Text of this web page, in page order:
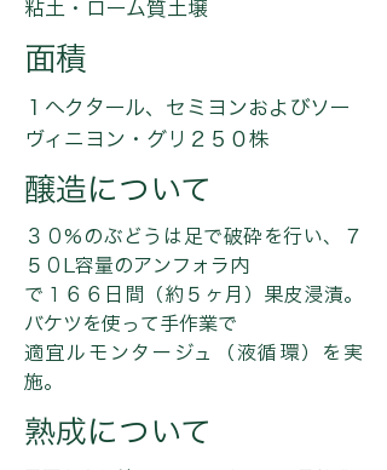
粘土・ローム質土壌
面積
１ヘクタール、セミヨンおよびソー
ヴィニヨン・グリ２５０株
醸造について
３０%のぶどうは足で破砕を行い、７
５０L容量のアンフォラ内
で１６６日間（約５ヶ月）果皮浸漬。
バケツを使って手作業で
適宜ルモンタージュ（液循環）を実
施。
熟成について